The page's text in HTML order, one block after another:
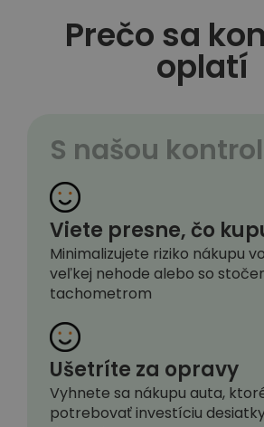
Prečo sa
oplatí
S našou
Viete presne, čo
Minimalizujete riziko nákupu
veľkej nehode alebo so
tachometrom
Ušetríte za opravy
Vyhnete sa nákupu auta,
potrebovať investíciu